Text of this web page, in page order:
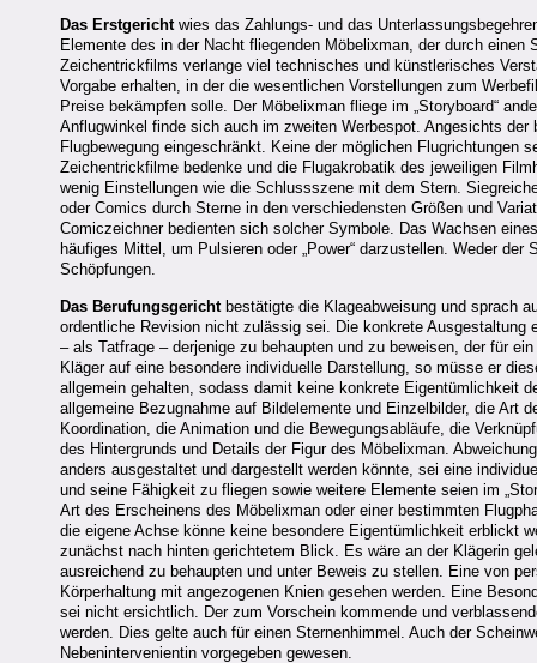
Das Erstgerichtwies das Zahlungs- und das
Elemente des in der Nacht fliegenden Möbelixman, der durch
Zeichentrickfilms verlange viel technisches und künstlerisches
Vorgabe erhalten, in der die wesentlichen Vorstellungen zum
Preise bekämpfen solle. Der Möbelixman fliege im „Storyboard“
Anflugwinkel finde sich auch im zweiten Werbespot. Angesichts
Flugbewegung eingeschränkt. Keine der möglichen Flugrichtungen
Zeichentrickfilme bedenke und die Flugakrobatik des jeweiligen
wenig Einstellungen wie die Schlussszene mit dem Stern.
oder Comics durch Sterne in den verschiedensten Größen und
Comiczeichner bedienten sich solcher Symbole. Das Wachsen
häufiges Mittel, um Pulsieren oder „Power“ darzustellen. Weder
Schöpfungen.
Das Berufungsgericht bestätigte die Klageabweisung und sprach
ordentliche Revision nicht zulässig sei. Die konkrete
– als Tatfrage – derjenige zu behaupten und zu beweisen, der für
Kläger auf eine besondere individuelle Darstellung, so müsse er
allgemein gehalten, sodass damit keine konkrete Eigentümlichkeit
allgemeine Bezugnahme auf Bildelemente und Einzelbilder, die Art
Koordination, die Animation und die Bewegungsabläufe, die
des Hintergrunds und Details der Figur des Möbelixman.
anders ausgestaltet und dargestellt werden könnte, sei eine
und seine Fähigkeit zu fliegen sowie weitere Elemente seien im
Art des Erscheinens des Möbelixman oder einer bestimmten
die eigene Achse könne keine besondere Eigentümlichkeit erblickt
zunächst nach hinten gerichtetem Blick. Es wäre an der Klägerin
ausreichend zu behaupten und unter Beweis zu stellen. Eine von
Körperhaltung mit angezogenen Knien gesehen werden. Eine
sei nicht ersichtlich. Der zum Vorschein kommende und
werden. Dies gelte auch für einen Sternenhimmel. Auch der
Nebenintervenientin vorgegeben gewesen.